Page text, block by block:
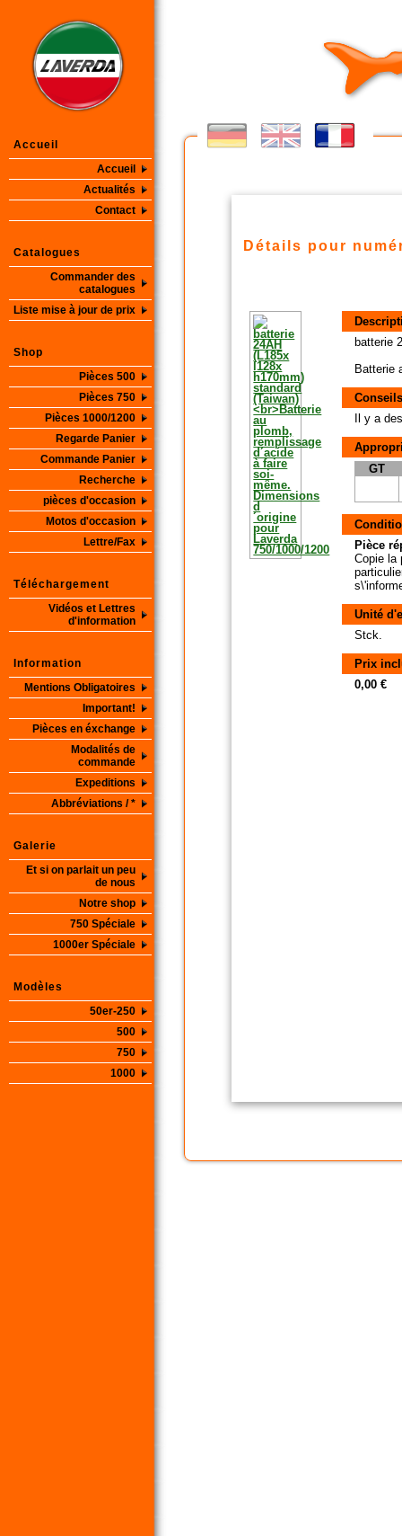
Accueil
Accueil
Actualités
Contact
Catalogues
Commander des
catalogues
Liste mise à jour de prix
Shop
Pièces 500
Pièces 750
Pièces 1000/1200
Regarde Panier
Commande Panier
Recherche
pièces d'occasion
Motos d'occasion
Lettre/Fax
Téléchargement
Vidéos et Lettres
d'information
Information
Mentions Obligatoires
Important!
Pièces en éxchange
Modalités de
commande
Expeditions
Abbréviations / *
Galerie
Et si on parlait un peu
de nous
Notre shop
750 Spéciale
1000er Spéciale
Modèles
50er-250
500
750
1000
Détails pour
batterie
Batterie
Il y a
GT
Pièce
Copie la
Unité
Stck.
Prix
0,00 €